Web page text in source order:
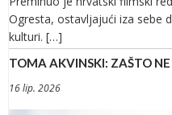
Ogresta, ostavljajući iza sebe
kulturi. […]
TOMA AKVINSKI: ZAŠTO
16 lip. 2026